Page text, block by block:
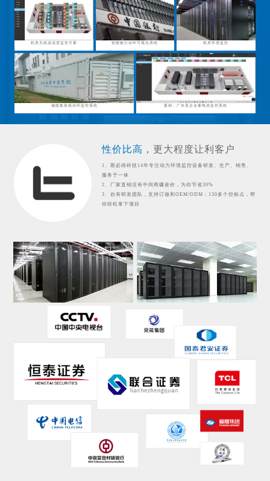
机房无线温湿度监控方案 智能银行动环可视化系统 机房环境监控
储能集装箱动环监控系统 案例：广东某企业蓄电池监控系统
性价比高， 更大程度让利客户
1、斯必得科技14年专注动力环境监控设备研发、生产、销售、
服务于一体
2、厂家直销没有中间商赚差价，为你节省30%
3、自有研发团队，支持订做和OEM/ODM；130多个控标点，帮
你轻松拿下项目